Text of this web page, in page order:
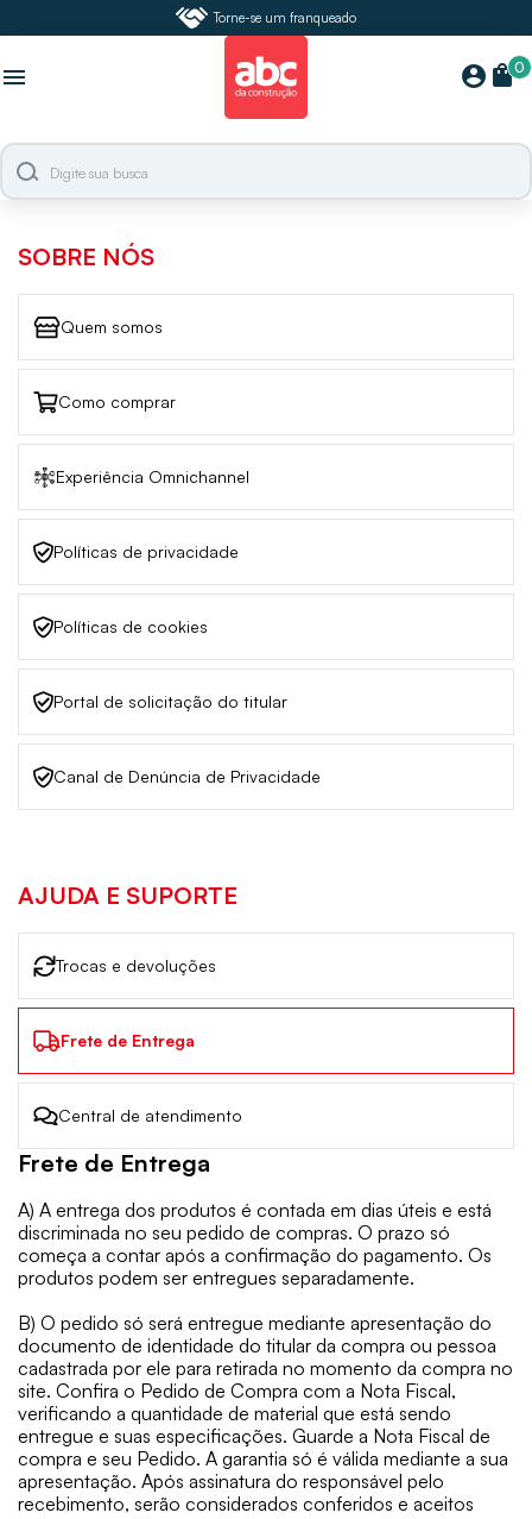
Torne-se um franqueado
menu account_circle 0
shopping_bag
SOBRE NÓS
Quem somos
Como comprar
Experiência Omnichannel
Políticas de privacidade
Políticas de cookies
Portal de solicitação do titular
Canal de Denúncia de Privacidade
AJUDA E SUPORTE
Trocas e devoluções
Frete de Entrega
Central de atendimento
Frete de Entrega
A) A entrega dos produtos é contada em dias úteis e está
discriminada no seu pedido de compras. O prazo só
começa a contar após a confirmação do pagamento. Os
produtos podem ser entregues separadamente.
B) O pedido só será entregue mediante apresentação do
documento de identidade do titular da compra ou pessoa
cadastrada por ele para retirada no momento da compra no
site. Confira o Pedido de Compra com a Nota Fiscal,
verificando a quantidade de material que está sendo
entregue e suas especificações. Guarde a Nota Fiscal de
compra e seu Pedido. A garantia só é válida mediante a sua
apresentação. Após assinatura do responsável pelo
recebimento, serão considerados conferidos e aceitos